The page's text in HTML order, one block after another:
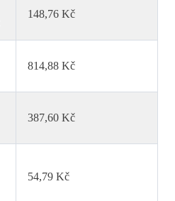
148,76 Kč
814,88 Kč
387,60 Kč
54,79 Kč